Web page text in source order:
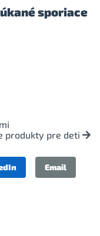
sporiace
produkty pre deti
Email